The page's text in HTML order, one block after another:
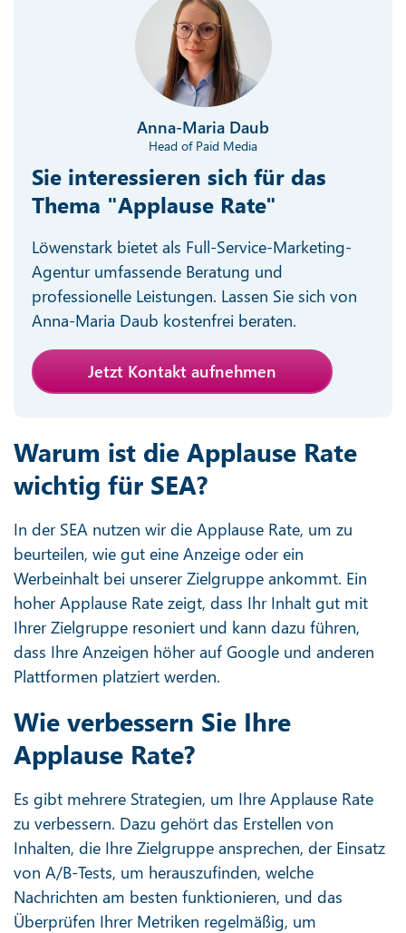
Anna-Maria Daub
Head of Paid Media
Sie interessieren sich für das
Thema "Applause Rate"
Löwenstark bietet als Full-Service-Marketing-
Agentur umfassende Beratung und
professionelle Leistungen. Lassen Sie sich von
Anna-Maria Daub kostenfrei beraten.
Jetzt Kontakt aufnehmen
Warum ist die Applause Rate
wichtig für SEA?
In der SEA nutzen wir die Applause Rate, um zu
beurteilen, wie gut eine Anzeige oder ein
Werbeinhalt bei unserer Zielgruppe ankommt. Ein
hoher Applause Rate zeigt, dass Ihr Inhalt gut mit
Ihrer Zielgruppe resoniert und kann dazu führen,
dass Ihre Anzeigen höher auf Google und anderen
Plattformen platziert werden.
Wie verbessern Sie Ihre
Applause Rate?
Es gibt mehrere Strategien, um Ihre Applause Rate
zu verbessern. Dazu gehört das Erstellen von
Inhalten, die Ihre Zielgruppe ansprechen, der Einsatz
von A/B-Tests, um herauszufinden, welche
Nachrichten am besten funktionieren, und das
Überprüfen Ihrer Metriken regelmäßig, um